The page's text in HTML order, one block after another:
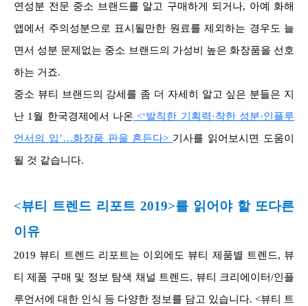
연성분 전문 중소 브랜드를 알고 구매하게 되거나, 아예 화해
앱에서 주의성분으로 표시될만한 원료를 제외하는 경우도 늘
면서 성분 문제없는 중소 브랜드의 가성비 높은 화장품을 선호
하는 거죠.
중소 뷰티 브랜드의 강세를 좀 더 자세히 알고 싶은 분들은 지
난 1월 한국경제에서 나온 <‘발칙한 기획력·착한 성분·인플루
언서의 입’…화장품 판을 흔든다> 기사를 읽어보시면 도움이
될 것 같습니다.
<뷰티 트렌드 리포트 2019>를 읽어야 할 또다른
이유
2019 뷰티 트렌드 리포트는 이외에도 뷰티 제품별 트렌드, 뷰
티 제품 구매 및 정보 탐색 채널 트렌드, 뷰티 크리에이터/인플
루언서에 대한 인식 등 다양한 정보를 담고 있습니다. <뷰티 트